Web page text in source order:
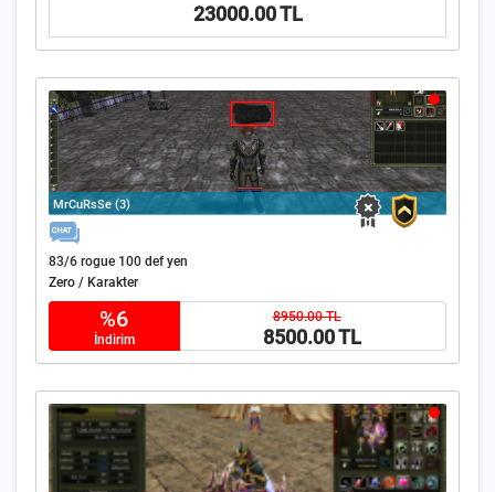
23000.00 TL
MrCuRsSe (3)
83/6 rogue 100 def yen
Zero / Karakter
%6
İndirim
8950.00 TL
8500.00 TL